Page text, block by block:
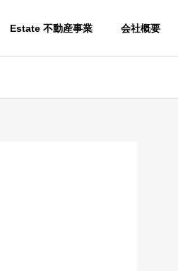
Estate 不動産事業 会社概要